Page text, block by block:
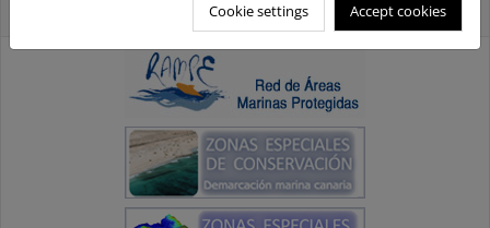
Espacios marinos protegidosCookie settings Accept cookies